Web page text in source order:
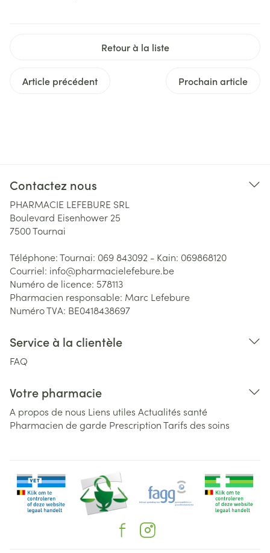
Retour à la liste
Article précédent Prochain article
Contactez nous
PHARMACIE LEFEBURE SRL
Boulevard Eisenhower 25
7500Tournai
Téléphone:Tournai: 069 843092 - Kain: 069868120
Courriel: info@pharmacielefebure.be
Numéro de licence: 578113
Pharmacien responsable: Marc Lefebure
Numéro TVA: BE0418438697
Service à la clientèle
FAQ
Votre pharmacie
A propos de nous Liens utiles Actualités santé
Pharmacien de garde PrescriptionTarifs des soins